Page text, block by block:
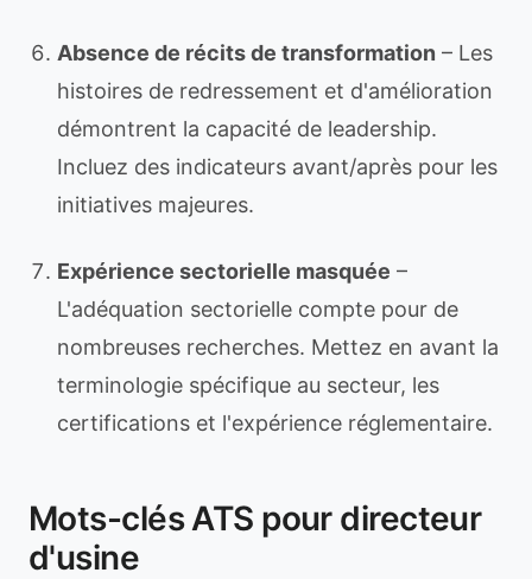
Absence de récits de transformation – Les
histoires de redressement et d'amélioration
démontrent la capacité de leadership.
Incluez des indicateurs avant/après pour les
initiatives majeures.
Expérience sectorielle masquée –
L'adéquation sectorielle compte pour de
nombreuses recherches. Mettez en avant la
terminologie spécifique au secteur, les
certifications et l'expérience réglementaire.
Mots-clés ATS pour directeur
d'usine